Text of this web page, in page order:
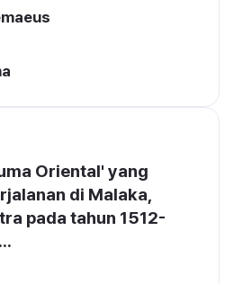
Oriental' yang
di Malaka,
pada tahun 1512-